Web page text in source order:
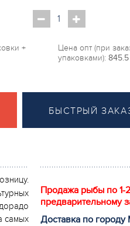
+
Цена опт (при
упаковками): 845.5
БЫСТРЫЙ
самых
Продажа рыбы по 1-
предварительному
Доставка по